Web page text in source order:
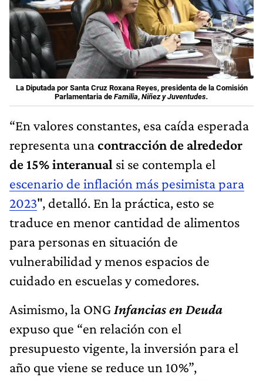
La Diputada por Santa Cruz Roxana Reyes, presidenta de la Comisión
Parlamentaria de Familia, Niñez y Juventudes.
“En valores constantes, esa caída esperada
representa unacontracción de alrededor
de 15% interanual si se contempla el
escenario de inflación más pesimista para
2023", detalló. En la práctica, esto se
traduce en menor cantidad de alimentos
para personas en situación de
vulnerabilidad y menos espacios de
cuidado en escuelas y comedores.
Asimismo, la ONGInfancias en Deuda
expuso que “en relación con el
presupuesto vigente, la inversión para el
año que viene se reduce un 10%”,